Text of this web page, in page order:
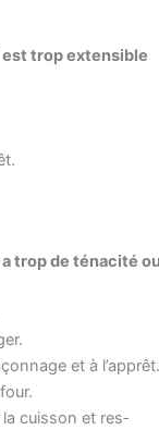
est trop exten­sible
trop de téna­ci­té
et à l’apprêt.
la cuis­son et res­